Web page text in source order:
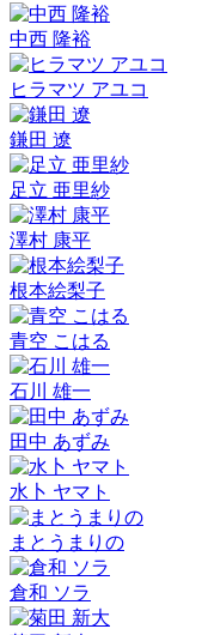
中西 隆裕
ヒラマツ アユコ
鎌田 遼
足立 亜里紗
澤村 康平
根本絵梨子
青空 こはる
石川 雄一
田中 あずみ
水卜 ヤマト
まとうまりの
倉和 ソラ